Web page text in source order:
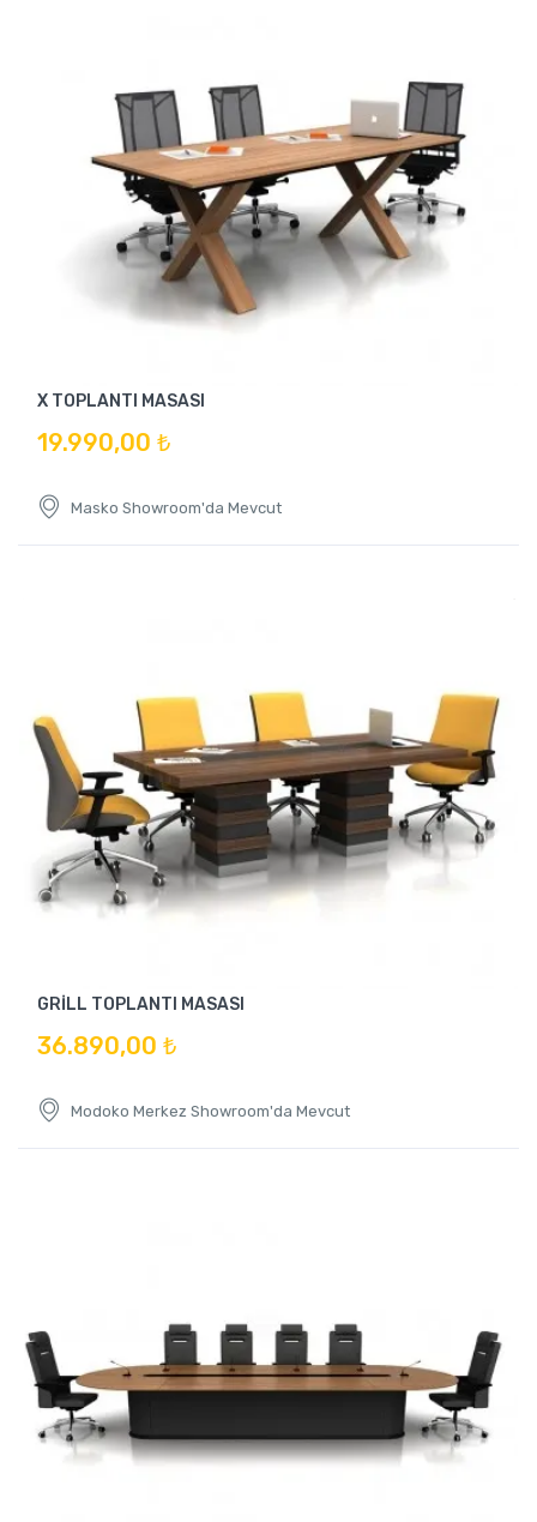
X TOPLANTI MASASI
19.990,00 ₺
Masko Showroom'da Mevcut
GRİLL TOPLANTI MASASI
36.890,00 ₺
Modoko Merkez Showroom'da Mevcut